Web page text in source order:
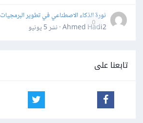
0
ثورة الذكاء الاصطناعي في تطوير البرمجيات
Ahmed Hadi2 · نشر
5 يونيو
تابعنا على